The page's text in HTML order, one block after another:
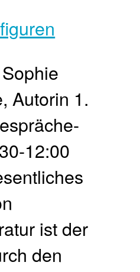
Autorin 1.
12:00
ist der
den